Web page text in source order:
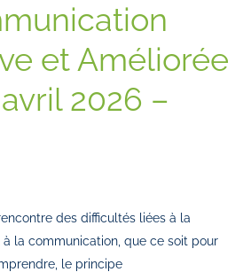
et Améliorée
2026 –
des difficultés liées à la
la communication, que ce soit pour
le principe